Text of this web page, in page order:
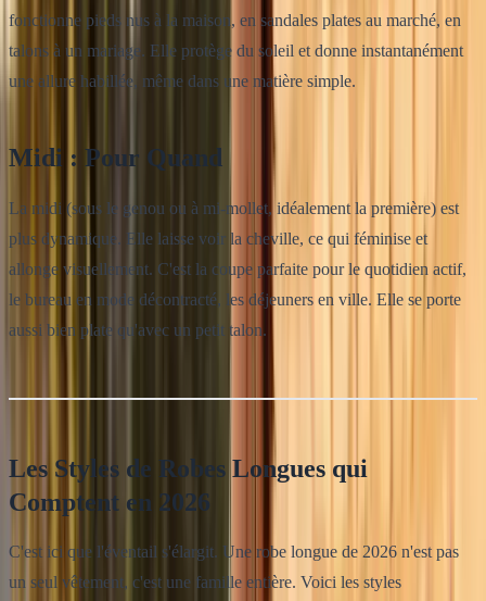
fonctionne pieds nus à la maison, en sandales plates au marché, en
talons à un mariage. Elle protège du soleil et donne instantanément
une allure habillée, même dans une matière simple.
Midi : Pour Quand
La midi (sous le genou ou à mi-mollet, idéalement la première) est
plus dynamique. Elle laisse voir la cheville, ce qui féminise et
allonge visuellement. C'est la coupe parfaite pour le quotidien actif,
le bureau en mode décontracté, les déjeuners en ville. Elle se porte
aussi bien plate qu'avec un petit talon.
Les Styles de Robes Longues qui
Comptent en 2026
C'est ici que l'éventail s'élargit. Une robe longue de 2026 n'est pas
un seul vêtement, c'est une famille entière. Voici les styles